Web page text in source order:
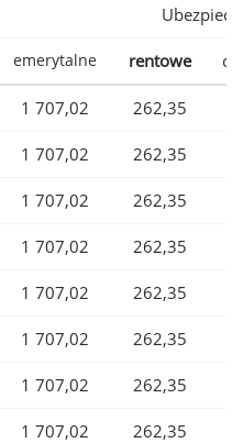
emerytalne rentowe
1 707,02 262,35
1 707,02 262,35
1 707,02 262,35
1 707,02 262,35
1 707,02 262,35
1 707,02 262,35
1 707,02 262,35
1 707,02 262,35